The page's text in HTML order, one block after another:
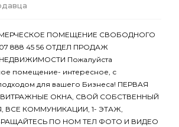
ПОМЕЩЕНИЕ СВОБОДНОГО
888 45 56 ОТДЕЛ ПРОДАЖ
Пожалуйста
помещение- интересное, с
для вашего Бизнеса! ПЕРВАЯ
ОКНА, СВОЙ СОБСТВЕННЫЙ
ВСЕ КОММУНИКАЦИИ, 1- ЭТАЖ,
ПО НОМ ТЕЛ ФОТО И ВИДЕО